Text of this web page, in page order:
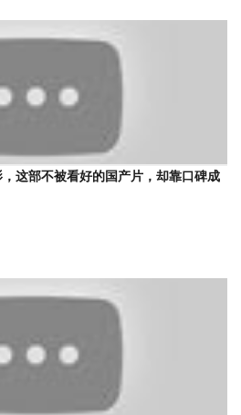
这部不被看好的国产片，却靠口碑成